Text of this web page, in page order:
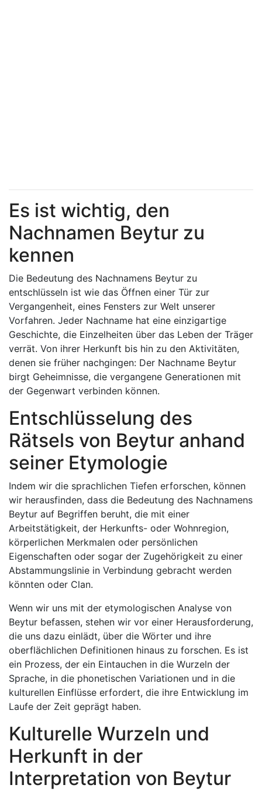
Es ist wichtig, den
Nachnamen Beytur zu
kennen
Die Bedeutung des Nachnamens Beytur zu
entschlüsseln ist wie das Öffnen einer Tür zur
Vergangenheit, eines Fensters zur Welt unserer
Vorfahren. Jeder Nachname hat eine einzigartige
Geschichte, die Einzelheiten über das Leben der Träger
verrät. Von ihrer Herkunft bis hin zu den Aktivitäten,
denen sie früher nachgingen: Der Nachname Beytur
birgt Geheimnisse, die vergangene Generationen mit
der Gegenwart verbinden können.
Entschlüsselung des
Rätsels von Beytur anhand
seiner Etymologie
Indem wir die sprachlichen Tiefen erforschen, können
wir herausfinden, dass die Bedeutung des Nachnamens
Beytur auf Begriffen beruht, die mit einer
Arbeitstätigkeit, der Herkunfts- oder Wohnregion,
körperlichen Merkmalen oder persönlichen
Eigenschaften oder sogar der Zugehörigkeit zu einer
Abstammungslinie in Verbindung gebracht werden
könnten oder Clan.
Wenn wir uns mit der etymologischen Analyse von
Beytur befassen, stehen wir vor einer Herausforderung,
die uns dazu einlädt, über die Wörter und ihre
oberflächlichen Definitionen hinaus zu forschen. Es ist
ein Prozess, der ein Eintauchen in die Wurzeln der
Sprache, in die phonetischen Variationen und in die
kulturellen Einflüsse erfordert, die ihre Entwicklung im
Laufe der Zeit geprägt haben.
Kulturelle Wurzeln und
Herkunft in der
Interpretation von Beytur